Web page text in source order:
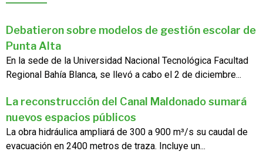
Debatieron sobre modelos de gestión escolar de
Punta Alta
En la sede de la Universidad Nacional Tecnológica Facultad
Regional Bahía Blanca, se llevó a cabo el 2 de diciembre...
La reconstrucción del Canal Maldonado sumará
nuevos espacios públicos
La obra hidráulica ampliará de 300 a 900 m³/s su caudal de
evacuación en 2400 metros de traza. Incluye un...